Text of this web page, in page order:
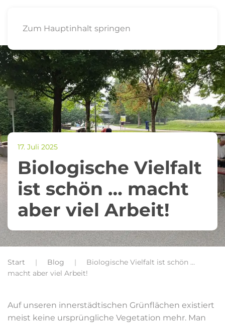
Zum Hauptinhalt springen
17. Juli 2025
Biologische Vielfalt
ist schön … macht
aber viel Arbeit!
Start Blog
Biologische Vielfalt ist schön …
macht aber viel Arbeit!
Auf unseren innerstädtischen Grünflächen existiert
meist keine ursprüngliche Vegetation mehr. Man